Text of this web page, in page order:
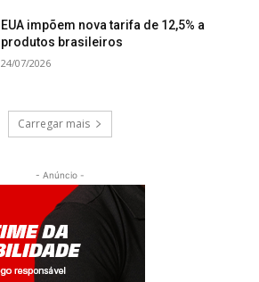
EUA impõem nova tarifa de 12,5% a
produtos brasileiros
24/07/2026
Carregar mais
- Anúncio -